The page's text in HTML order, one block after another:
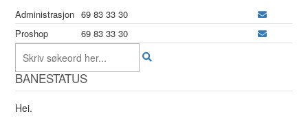
Administrasjon 69 83 33 30
Proshop
69 83 33 30
BANESTATUS
Hei.